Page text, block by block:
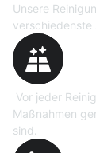
Unsere
Vor jeder
Maßnahmen
sind.